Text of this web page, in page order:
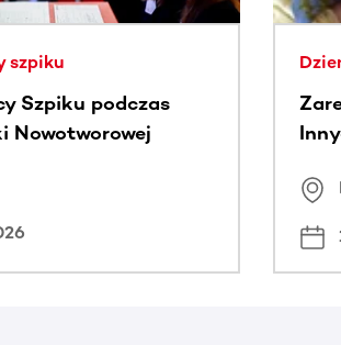
szpiku
Szpiku podczas
Nowotworowej